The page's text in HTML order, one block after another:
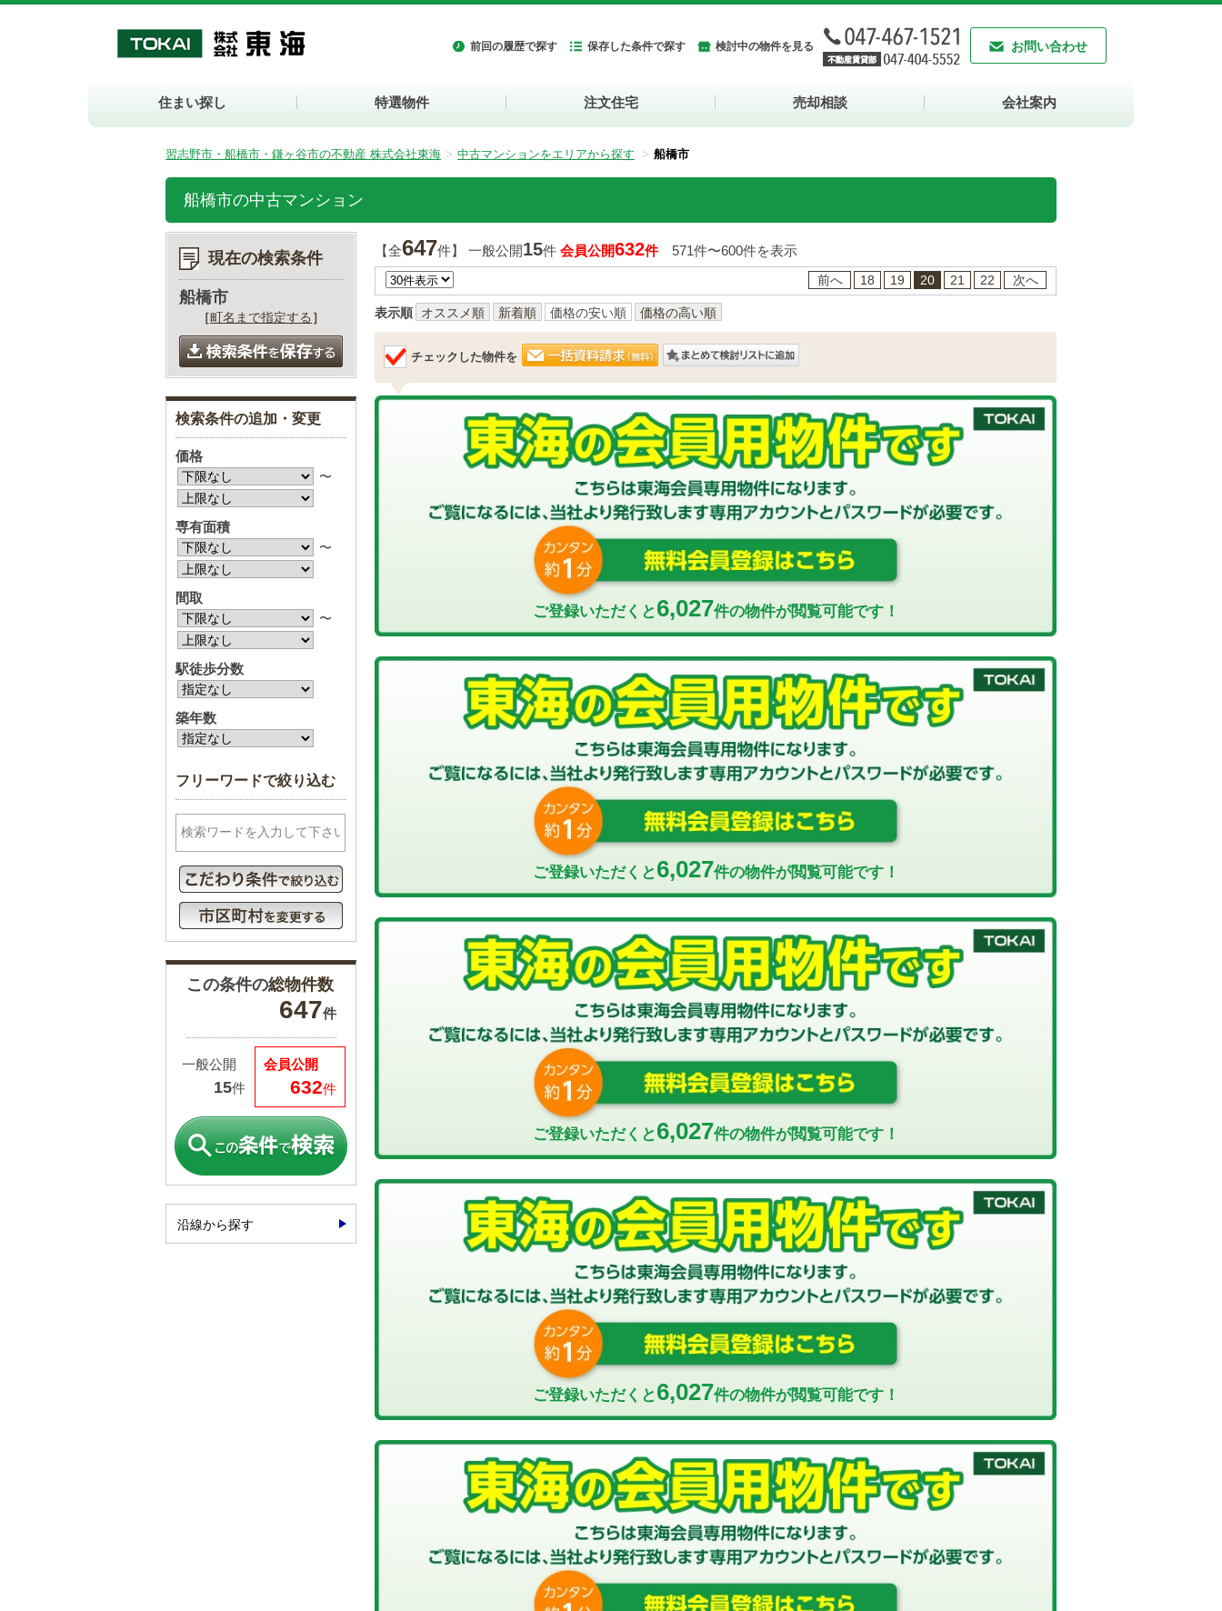
前回の履歴で探す 保存した条件で探す 検討中の物件を見る お問い合わせ
住まい探し 特選物件 注文住宅 売却相談 会社案内
習志野市・船橋市・鎌ヶ谷市の不動産 株式会社東海 中古マンションをエリアから探す 船橋市
船橋市の中古マンション
【全647件】 一般公開15件 会員公開632件571件〜600件を表示
前へ 18 19 20 21 22 次へ
表示順 オススメ順 新着順 価格の安い順 価格の高い順
チェックした物件を
ご登録いただくと 6,027件の物件が閲覧可能です！
ご登録いただくと 6,027件の物件が閲覧可能です！
ご登録いただくと 6,027件の物件が閲覧可能です！
ご登録いただくと 6,027件の物件が閲覧可能です！
現在の検索条件
船橋市
［町名まで指定する ］
検索条件の追加・変更
価格
〜
専有面積
〜
間取
〜
駅徒歩分数
築年数
フリーワードで絞り込む
この条件の総物件数
647件
会員公開
632件
一般公開
15件
沿線から探す